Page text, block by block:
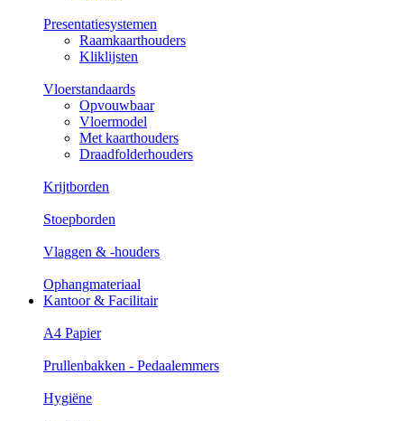
Presentatiesystemen
Raamkaarthouders
Kliklijsten
Vloerstandaards
Opvouwbaar
Vloermodel
Met kaarthouders
Draadfolderhouders
Krijtborden
Stoepborden
Vlaggen & -houders
Ophangmateriaal
Kantoor & Facilitair
A4 Papier
Prullenbakken - Pedaalemmers
Hygiëne